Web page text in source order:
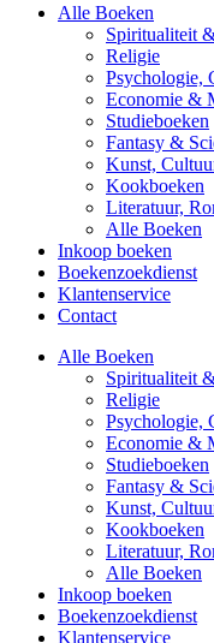
Alle Boeken
Spiritualiteit
Religie
Psychologie,
Economie &
Studieboeken
Fantasy &
Kunst,
Kookboeken
Literatuur,
Alle Boeken
Inkoop boeken
Boekenzoekdienst
Klantenservice
Contact
Alle Boeken
Spiritualiteit
Religie
Psychologie,
Economie &
Studieboeken
Fantasy &
Kunst,
Kookboeken
Literatuur,
Alle Boeken
Inkoop boeken
Boekenzoekdienst
Klantenservice